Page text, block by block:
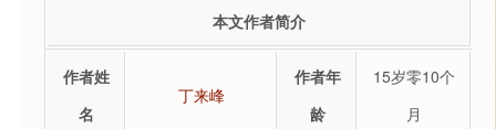
本文作者简介
作者姓
名
丁来峰
作者年
龄
15岁零10个
月